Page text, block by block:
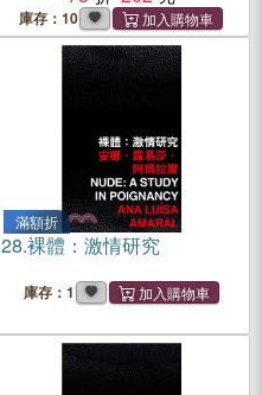
庫存：10
滿額折
28.裸體：激情研究
庫存：1